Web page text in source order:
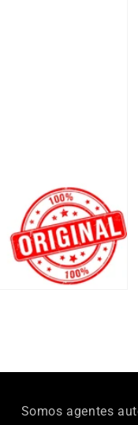
Somos agentes